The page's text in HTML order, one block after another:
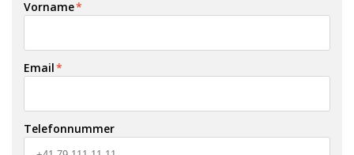
Vorname*
Email*
Telefonnummer